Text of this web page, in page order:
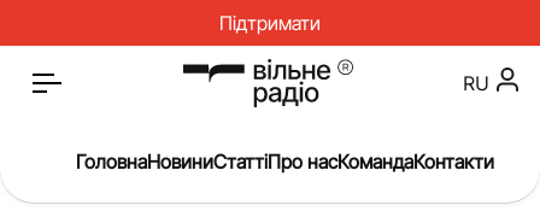
Підтримати
RU
ГоловнаНовиниСтаттіПро насКомандаКонтакти